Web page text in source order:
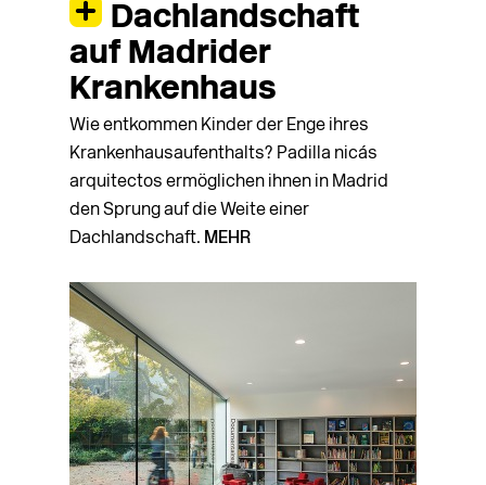
Dachlandschaft
auf Madrider
Krankenhaus
Wie entkommen Kinder der Enge ihres
Krankenhausaufenthalts? Padilla nicás
arquitectos ermöglichen ihnen in Madrid
den Sprung auf die Weite einer
Dachlandschaft. MEHR